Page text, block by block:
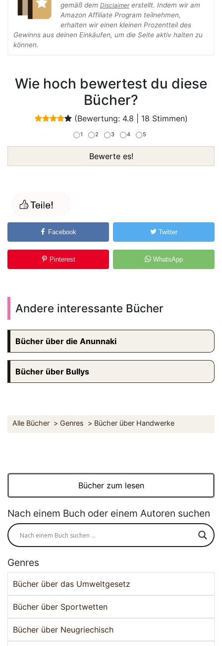
gemäß dem Disclaimererstellt. Indem wir am
Amazon Affiliate Program teilnehmen,
erhalten wir einen kleinen Prozentteil des
Gewinns aus deinen Einkäufen, um die Seite aktiv halten zu
können.
Wie hoch bewertest du diese
Bücher?
(Bewertung: 4.8 18 Stimmen)
1 2 3 4 5
Bewerte es!
Facebook Twitter
Pinterest WhatsApp
Andere interessante Bücher
Bücher über die Anunnaki
Bücher über Bullys
Alle Bücher Genres Bücher über Handwerke
Bücher zum lesen
Nach einem Buch oder einem Autoren suchen
Genres
Bücher über das Umweltgesetz
Bücher über Sportwetten
Bücher über Neugriechisch